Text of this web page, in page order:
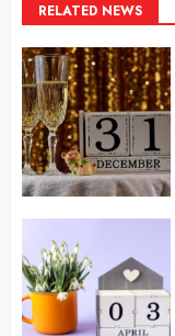
RELATED NEWS